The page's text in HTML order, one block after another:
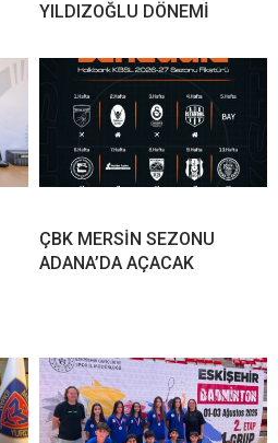
YILDIZOĞLU DÖNEMİ
ÇBK MERSİN SEZONU
ADANA’DA AÇACAK